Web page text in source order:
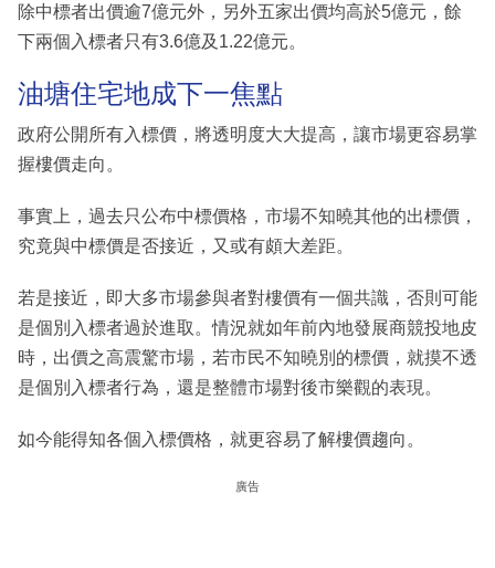
除中標者出價逾7億元外，另外五家出價均高於5億元，餘
下兩個入標者只有3.6億及1.22億元。
油塘住宅地成下一焦點
政府公開所有入標價，將透明度大大提高，讓市場更容易掌
握樓價走向。
事實上，過去只公布中標價格，市場不知曉其他的出標價，
究竟與中標價是否接近，又或有頗大差距。
若是接近，即大多市場參與者對樓價有一個共識，否則可能
是個別入標者過於進取。情況就如年前內地發展商競投地皮
時，出價之高震驚市場，若市民不知曉別的標價，就摸不透
是個別入標者行為，還是整體市場對後市樂觀的表現。
如今能得知各個入標價格，就更容易了解樓價趨向。
廣告